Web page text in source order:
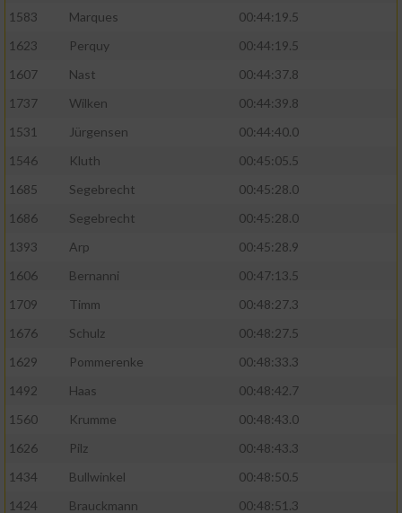
1583
Marques
00:44:19.5
1623
Perquy
00:44:19.5
1607
Nast
00:44:37.8
1737
Wilken
00:44:39.8
1531
Jürgensen
00:44:40.0
1546
Kluth
00:45:05.5
1685
Segebrecht
00:45:28.0
1686
Segebrecht
00:45:28.0
1393
Arp
00:45:28.9
1606
Bernanni
00:47:13.5
1709
Timm
00:48:27.3
1676
Schulz
00:48:27.5
1629
Pommerenke
00:48:33.3
1492
Haas
00:48:42.7
1560
Krumme
00:48:43.0
1626
Pilz
00:48:43.3
1434
Bullwinkel
00:48:50.5
1424
Brauckmann
00:48:51.3